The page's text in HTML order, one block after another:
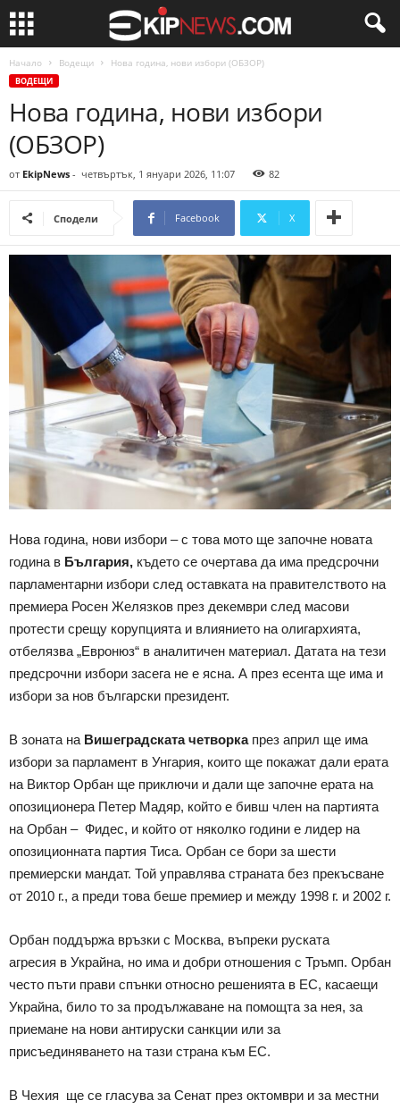
Начало Водещи Нова година, нови избори (ОБЗОР)
ВОДЕЩИ
Нова година, нови избори
(ОБЗОР)
от EkipNews - четвъртък, 1 януари 2026, 11:07 82
Сподели Facebook X
Нова година, нови избори – с това мото ще започне новата
година в България, където се очертава да има предсрочни
парламентарни избори след оставката на правителството на
премиера Росен Желязков през декември след масови
протести срещу корупцията и влиянието на олигархията,
отбелязва „Евронюз“ в аналитичен материал. Датата на тези
предсрочни избори засега не е ясна. А през есента ще има и
избори за нов български президент.
В зоната на Вишеградската четворкапрез април ще има
избори за парламент в Унгария, които ще покажат дали ерата
на Виктор Орбан ще приключи и дали ще започне ерата на
опозиционера Петер Мадяр, който е бивш член на партията
на Орбан – Фидес, и който от няколко години е лидер на
опозиционната партия Тиса. Орбан се бори за шести
премиерски мандат. Той управлява страната без прекъсване
от 2010 г., а преди това беше премиер и между 1998 г. и 2002 г.
Орбан поддържа връзки с Москва, въпреки руската
агресия в Украйна, но има и добри отношения с Тръмп. Орбан
често пъти прави спънки относно решенията в ЕС, касаещи
Украйна, било то за продължаване на помощта за нея, за
приемане на нови антируски санкции или за
присъединяването на тази страна към ЕС.
В Чехия ще се гласува за Сенат през октомври и за местни